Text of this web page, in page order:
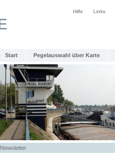
Hilfe Links
Start Pegelauswahl über Karte
Newsletter